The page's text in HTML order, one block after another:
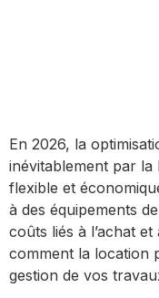
En 2026, la
inévitablement par la
flexible et
à des équipements
coûts liés à l’achat
comment la location
gestion de vos